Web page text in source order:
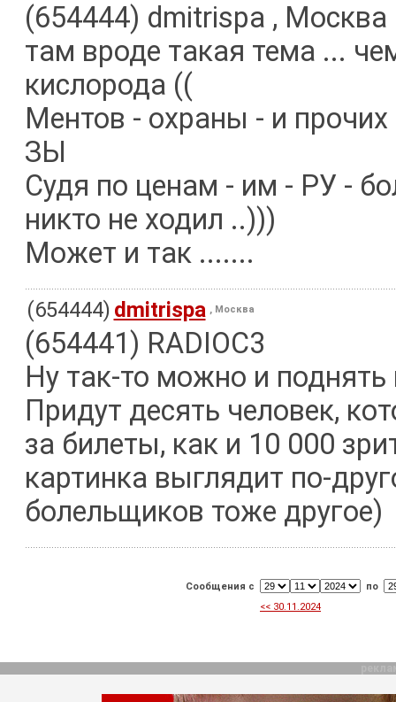
(654444) dmitrispa , Москва
там вроде такая тема ...
кислорода ((
Ментов - охраны - и прочих
ЗЫ
Судя по ценам - им - РУ -
никто не ходил ..)))
Может и так .......
(654444) dmitrispa , Москва
(654441) RADIOC3
Ну так-то можно и
Придут десять человек,
за билеты, как и 10 000
картинка выглядит по-
болельщиков тоже другое)
Сообщения с
по
<< 30.11.2024